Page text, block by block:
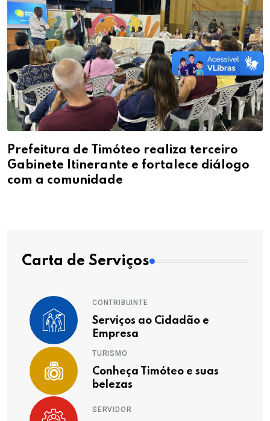
Prefeitura de Timóteo realiza terceiro
Gabinete Itinerante e fortalece diálogo
com a comunidade
Carta de Serviços
CONTRIBUINTE
Serviços ao Cidadão e
Empresa
TURISMO
Conheça Timóteo e suas
belezas
SERVIDOR